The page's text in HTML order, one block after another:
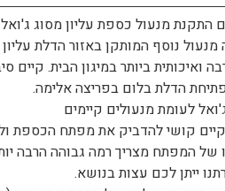
התקנת מנעול כספת עליון מסוג
נוסף המותקן באזור הדלת
ואיכותית ביותר במיגון הבית.
הדלת בלום בפריצה אלימה.
לעומת מנעולים קיימים
קושי להדביק את מפתח הכספת
המפתח מצריך רמה גבוהה הרבה
ייתן לכם עצות בנושא.